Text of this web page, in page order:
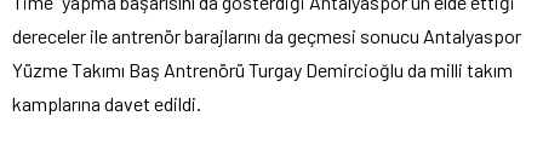
dereceler ile antrenör barajlarını da geçmesi sonucu Antalyaspor
Yüzme Takımı Baş Antrenörü Turgay Demircioğlu da milli takım
kamplarına davet edildi.